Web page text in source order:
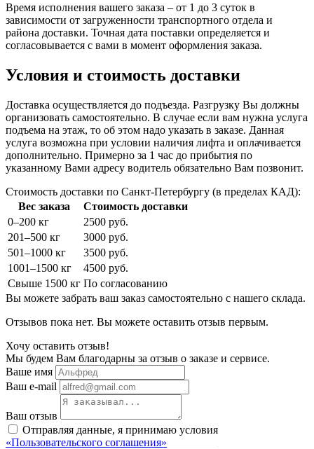
Время исполнения вашего заказа – от 1 до 3 суток в
зависимости от загруженности транспортного отдела и
района доставки. Точная дата поставки определяется и
согласовывается с вами в момент оформления заказа.
Условия и стоимость доставки
Доставка осуществляется до подъезда. Разгрузку Вы должны
организовать самостоятельно. В случае если вам нужна услуга
подъема на этаж, то об этом надо указать в заказе. Данная
услуга возможна при условии наличия лифта и оплачивается
дополнительно. Примерно за 1 час до прибытия по
указанному Вами адресу водитель обязательно Вам позвонит.
Стоимость доставки по Санкт-Петербургу (в пределах КАД):
Вес заказа
Стоимость доставки
0–200 кг
2500 руб.
201–500 кг
3000 руб.
501–1000 кг
3500 руб.
1001–1500 кг
4500 руб.
Свыше 1500 кг По согласованию
Вы можете забрать ваш заказ самостоятельно с нашего склада.
Отзывов пока нет. Вы можете оставить отзыв первым.
Хочу оставить отзыв!
Мы будем Вам благодарны за отзыв о заказе и сервисе.
Ваше имя
Ваш e-mail
Ваш отзыв
Отправляя данные, я принимаю условия
«Пользовательского соглашения»